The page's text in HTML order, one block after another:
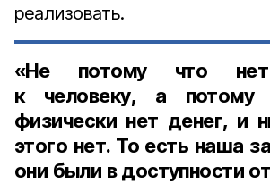
реализовать.
«Не потому что нет
к человеку, а
физически нет денег, и
этого нет. То есть наша
они были в доступности